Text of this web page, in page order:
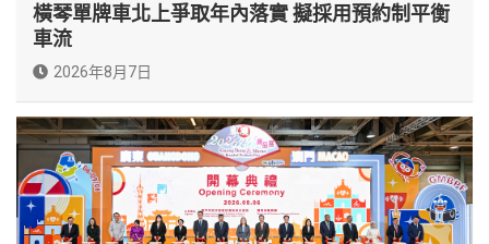
橫琴單牌車北上爭取年內落實 擬採用預約制平衡
車流
2026年8月7日